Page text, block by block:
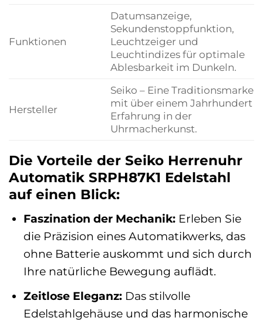
Funktionen
Datumsanzeige,
Sekundenstoppfunktion,
Leuchtzeiger und
Leuchtindizes für optimale
Ablesbarkeit im Dunkeln.
Hersteller
Seiko – Eine Traditionsmarke
mit über einem Jahrhundert
Erfahrung in der
Uhrmacherkunst.
Die Vorteile der Seiko Herrenuhr
Automatik SRPH87K1 Edelstahl
auf einen Blick:
Faszination der Mechanik:Erleben Sie
die Präzision eines Automatikwerks, das
ohne Batterie auskommt und sich durch
Ihre natürliche Bewegung auflädt.
Zeitlose Eleganz:Das stilvolle
Edelstahlgehäuse und das harmonische